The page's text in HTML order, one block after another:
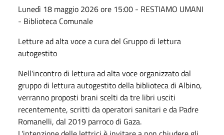
Lunedì 18 maggio 2026 ore 15:00 - RESTIAMO UMANI
- Biblioteca Comunale
Letture ad alta voce a cura del Gruppo di lettura
autogestito
Nell'incontro di lettura ad alta voce organizzato dal
gruppo di letturaautogestitodella biblioteca di Albino,
verranno proposti brani scelti da tre libri usciti
recentemente, scritti da operatori sanitari e da Padre
Romanelli, dal 2019 parroco di Gaza.